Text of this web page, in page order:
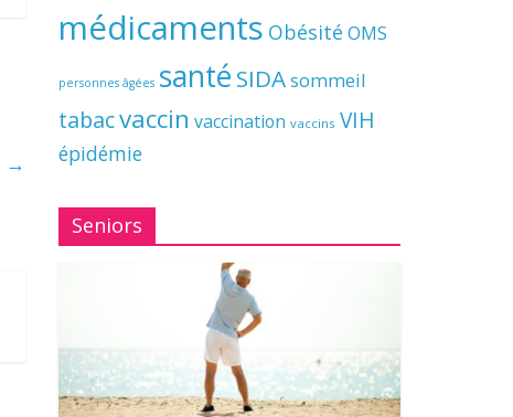
→
médicaments Obésité OMS
personnes âgées santé SIDAsommeil
tabacvaccin vaccination vaccins VIH
épidémie
Seniors